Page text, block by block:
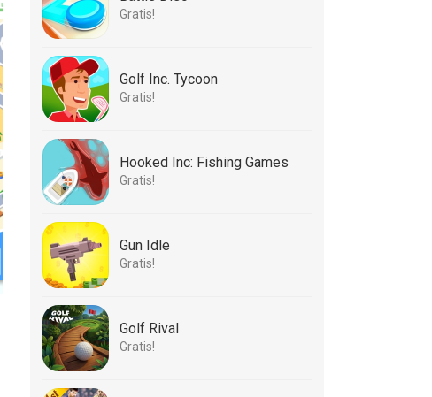
Gratis!
Golf Inc. Tycoon
Gratis!
Hooked Inc: Fishing Games
Gratis!
Gun Idle
Gratis!
Golf Rival
Gratis!